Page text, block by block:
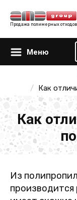
Продажа полимерных отходов
Меню
Как
Как
Из
производится